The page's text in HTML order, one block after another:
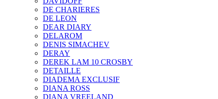
DE CHARIERES
DE LEON
DEAR DIARY
DELAROM
DENIS SIMACHEV
DERAY
DEREK LAM 10 CROSBY
DETAILLE
DIADEMA EXCLUSIF
DIANA ROSS
DIANA VREELAND